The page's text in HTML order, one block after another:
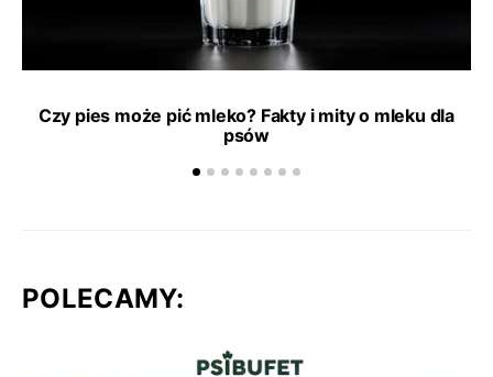
Czy pies może pić mleko? Fakty i mity o mleku dla
psów
POLECAMY: